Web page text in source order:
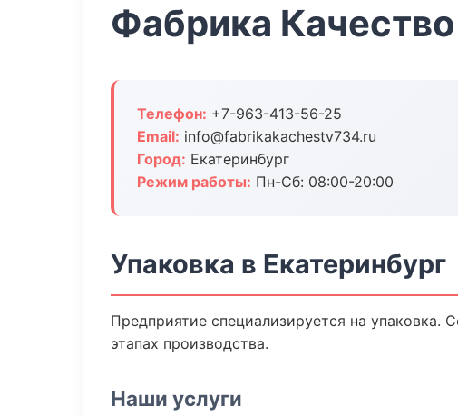
Фабрика
Телефон: +7-963-413-56-25
Email: info@fabrikakachestv734.ru
Город: Екатеринбург
Режим работы: Пн-Сб: 08:00-20:00
Упаковка в Екатеринбург
Предприятие специализируется на упаковка.
этапах производства.
Наши услуги